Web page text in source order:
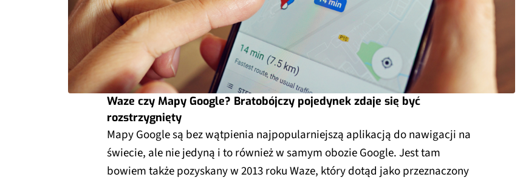
Waze czy Mapy Google? Bratobójczy pojedynek zdaje się być
rozstrzygnięty
Mapy Google są bez wątpienia najpopularniejszą aplikacją do nawigacji na
świecie, ale nie jedyną i to również w samym obozie Google. Jest tam
bowiem także pozyskany w 2013 roku Waze, który dotąd jako przeznaczony